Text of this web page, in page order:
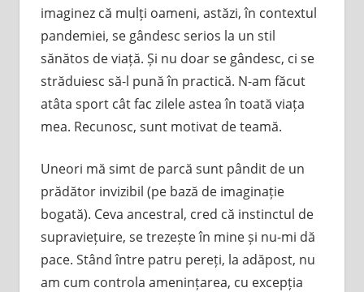
imaginez că mulți oameni, astăzi, în contextul
pandemiei, se gândesc serios la un stil
sănătos de viață. Și nu doar se gândesc, ci se
străduiesc să-l pună în practică. N-am făcut
atâta sport cât fac zilele astea în toată viața
mea. Recunosc, sunt motivat de teamă.
Uneori mă simt de parcă sunt pândit de un
prădător invizibil (pe bază de imaginație
bogată). Ceva ancestral, cred că instinctul de
supraviețuire, se trezește în mine și nu-mi dă
pace. Stând între patru pereți, la adăpost, nu
am cum controla amenințarea, cu excepția